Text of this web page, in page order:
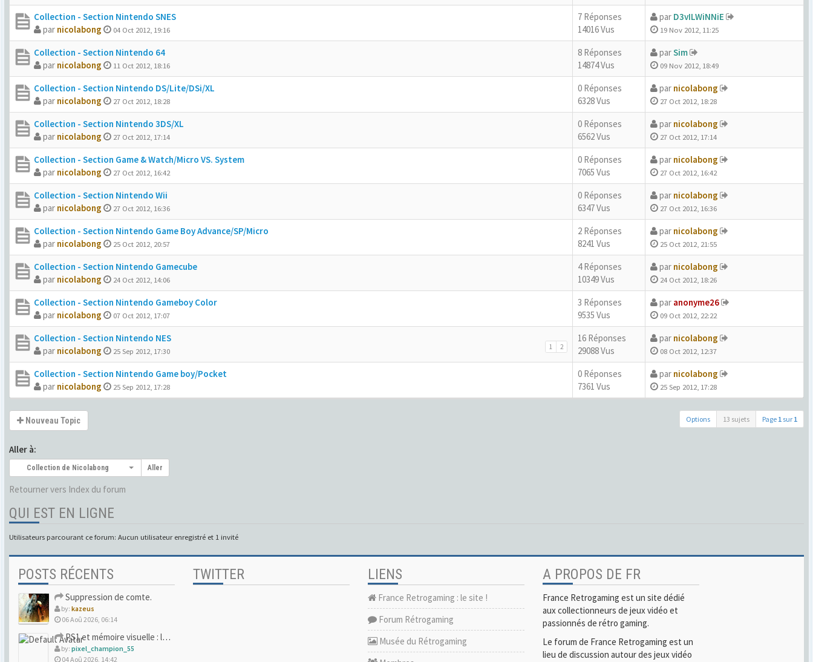
Collection - Section Nintendo SNES
par nicolabong 04 Oct 2012, 19:16
7 Réponses
14016 Vus
par D3vILWiNNiE
19 Nov 2012, 11:25
Collection - Section Nintendo 64
par nicolabong 11 Oct 2012, 18:16
8 Réponses
14874 Vus
parSim
09 Nov 2012, 18:49
Collection - Section Nintendo DS/Lite/DSi/XL
par nicolabong 27 Oct 2012, 18:28
0 Réponses
6328 Vus
par nicolabong
27 Oct 2012, 18:28
Collection - Section Nintendo 3DS/XL
par nicolabong 27 Oct 2012, 17:14
0 Réponses
6562 Vus
par nicolabong
27 Oct 2012, 17:14
Collection - Section Game & Watch/Micro VS. System
par nicolabong 27 Oct 2012, 16:42
0 Réponses
7065 Vus
par nicolabong
27 Oct 2012, 16:42
Collection - Section Nintendo Wii
par nicolabong 27 Oct 2012, 16:36
0 Réponses
6347 Vus
par nicolabong
27 Oct 2012, 16:36
Collection - Section Nintendo Game Boy Advance/SP/Micro
par nicolabong 25 Oct 2012, 20:57
2 Réponses
8241 Vus
par nicolabong
25 Oct 2012, 21:55
Collection - Section Nintendo Gamecube
par nicolabong 24 Oct 2012, 14:06
4 Réponses
10349 Vus
par nicolabong
24 Oct 2012, 18:26
Collection - Section Nintendo Gameboy Color
par nicolabong 07 Oct 2012, 17:07
3 Réponses
9535 Vus
par anonyme26
09 Oct 2012, 22:22
Collection - Section Nintendo NES
1 2
par nicolabong 25 Sep 2012, 17:30
16 Réponses
29088 Vus
par nicolabong
08 Oct 2012, 12:37
Collection - Section Nintendo Game boy/Pocket
par nicolabong 25 Sep 2012, 17:28
0 Réponses
7361 Vus
par nicolabong
25 Sep 2012, 17:28
Nouveau Topic Options 13 sujets Page 1 sur 1
Aller à:
Collection de Nicolabong Aller
Retourner vers Index du forum
QUI EST EN LIGNE
Utilisateurs parcourant ce forum: Aucun utilisateur enregistré et 1 invité
POSTS RÉCENTS
Suppression de comte.
by: kazeus
06 Aoû 2026, 06:14
PS1 et mémoire visuelle : le jeu qui vous a soufflé la premi
by: pixel_champion_55
04 Aoû 2026, 14:42
TWITTER LIENS
France Retrogaming : le site !
Forum Rétrogaming
Musée du Rétrogaming
A PROPOS DE FR
France Retrogaming est un site dédié
aux collectionneurs de jeux vidéo et
passionnés de rétro gaming.
Le forum de France Retrogaming est un
lieu de discussion autour des jeux vidéo